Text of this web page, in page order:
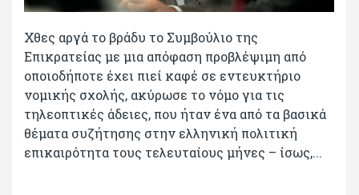
Χθες αργά το βράδυ το Συμβούλιο της
Επικρατείας με μια απόφαση προβλέψιμη από
οποιοδήποτε έχει πιεί καφέ σε εντευκτήριο
νομικής σχολής, ακύρωσε το νόμο για τις
τηλεοπτικές άδειες, που ήταν ένα από τα βασικά
θέματα συζήτησης στην ελληνική πολιτική
επικαιρότητα τους τελευταίους μήνες – ίσως,...